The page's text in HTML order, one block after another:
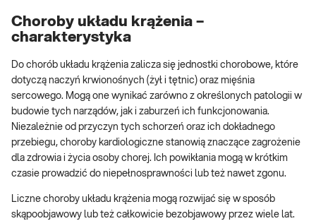
Choroby układu krążenia –
charakterystyka
Do chorób układu krążenia zalicza się jednostki chorobowe, które
dotyczą naczyń krwionośnych (żył i tętnic) oraz mięśnia
sercowego. Mogą one wynikać zarówno z określonych patologii w
budowie tych narządów, jak i zaburzeń ich funkcjonowania.
Niezależnie od przyczyn tych schorzeń oraz ich dokładnego
przebiegu, choroby kardiologiczne stanowią znaczące zagrożenie
dla zdrowia i życia osoby chorej. Ich powikłania mogą w krótkim
czasie prowadzić do niepełnosprawności lub też nawet zgonu.
Liczne choroby układu krążenia mogą rozwijać się w sposób
skąpoobjawowy lub też całkowicie bezobjawowy przez wiele lat.